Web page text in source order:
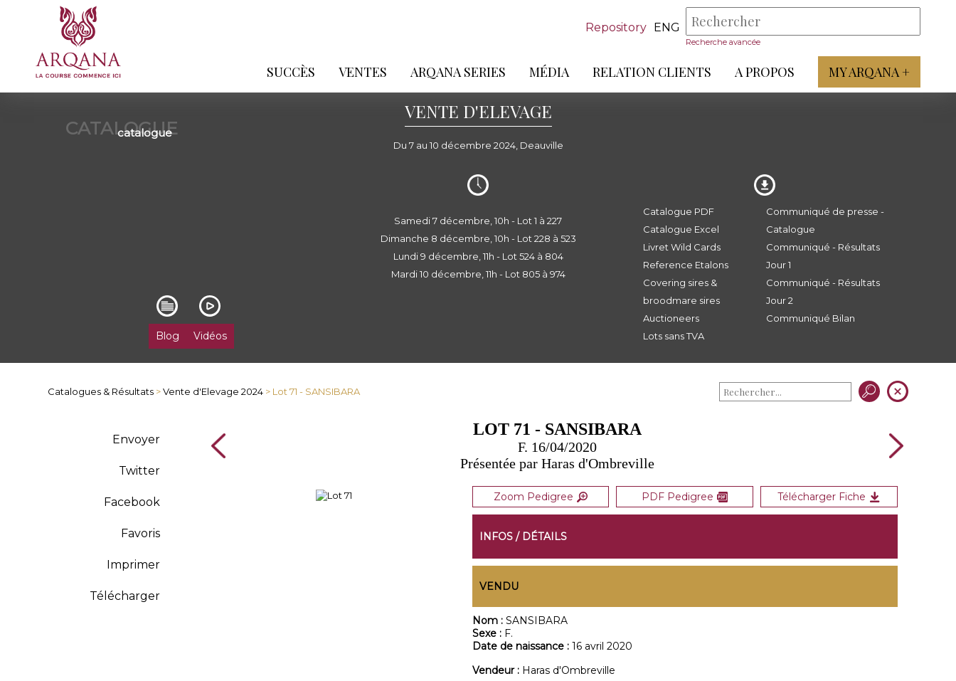
Repository ENG
Recherche avancée
SUCCÈS VENTES ARQANA SERIES MÉDIA RELATION CLIENTS A PROPOS MY ARQANA +
CATALOGUE
catalogue
VENTE D'ELEVAGE
Du 7 au 10 décembre 2024, Deauville
Blog Vidéos
Samedi 7 décembre, 10h - Lot 1 à 227
Dimanche 8 décembre, 10h - Lot 228 à 523
Lundi 9 décembre, 11h - Lot 524 à 804
Mardi 10 décembre, 11h - Lot 805 à 974
Catalogue PDF
Catalogue Excel
Livret Wild Cards
Reference Etalons
Covering sires &
broodmare sires
Auctioneers
Lots sans TVA
Communiqué de presse -
Catalogue
Communiqué - Résultats
Jour 1
Communiqué - Résultats
Jour 2
Communiqué Bilan
Catalogues & Résultats >Vente d'Elevage 2024 > Lot 71 - SANSIBARA
Envoyer
Twitter
Facebook
Favoris
Imprimer
Télécharger
LOT 71 - SANSIBARA
F. 16/04/2020
Présentée par Haras d'Ombreville
Zoom Pedigree PDF Pedigree Télécharger Fiche
INFOS / DÉTAILS
VENDU
Nom : SANSIBARA
Sexe : F.
Date de naissance : 16 avril 2020
Vendeur : Haras d'Ombreville